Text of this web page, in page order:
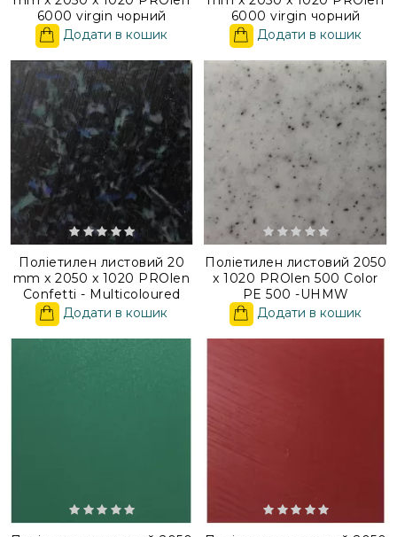
6000 virgin чорний
Додати в кошик
6000 virgin чорний
Додати в кошик
Поліетилен листовий 20
mm x 2050 x 1020 PROlen
Confetti - Multicoloured
Додати в кошик
Поліетилен листовий 2050
x 1020 PROlen 500 Color
PE 500 -UHMW
Додати в кошик